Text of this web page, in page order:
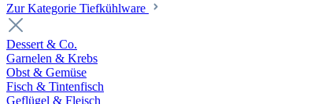
Zur Kategorie Tiefkühlware
Dessert & Co.
Garnelen & Krebs
Obst & Gemüse
Fisch & Tintenfisch
Geflügel & Fleisch